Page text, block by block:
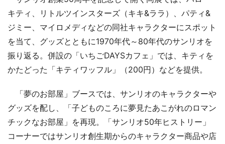
キティ、リトルツインスターズ（キキ&ララ）、パティ&
ジミー、マイロメディなどの同社キャラクターにスポット
を当て、グッズとともに1970年代～80年代のサンリオを
振り返る。併設の「いちごDAYSカフェ」では、キティを
かたどった「キティワッフル」（200円）などを提供。
「夢のお部屋」ブースでは、サンリオのキャラクターや
グッズを配し、「子どものころに夢見たあこがれのロマン
チックなお部屋」を再現。「サンリオ50年ヒストリー」
コーナーではサンリオ創生期からのキャラクター商品や店